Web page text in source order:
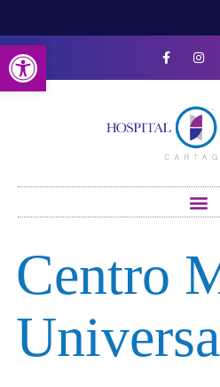
Open toolbar
Centro